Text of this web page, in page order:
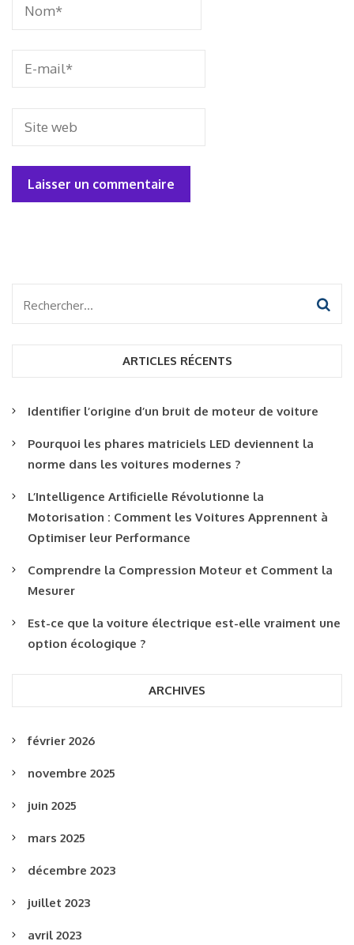
Rechercher :
ARTICLES RÉCENTS
Identifier l’origine d’un bruit de moteur de voiture
Pourquoi les phares matriciels LED deviennent la
norme dans les voitures modernes ?
L’Intelligence Artificielle Révolutionne la
Motorisation : Comment les Voitures Apprennent à
Optimiser leur Performance
Comprendre la Compression Moteur et Comment la
Mesurer
Est-ce que la voiture électrique est-elle vraiment une
option écologique ?
ARCHIVES
février 2026
novembre 2025
juin 2025
mars 2025
décembre 2023
juillet 2023
avril 2023